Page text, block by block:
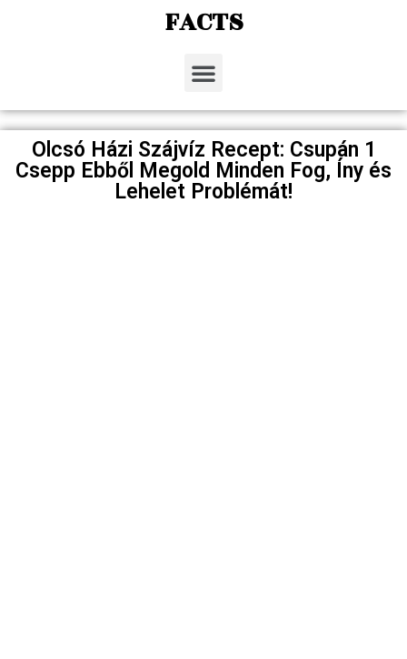
FACTS
Olcsó Házi Szájvíz Recept: Csupán 1
Csepp Ebből Megold Minden Fog, Íny és
Lehelet Problémát!